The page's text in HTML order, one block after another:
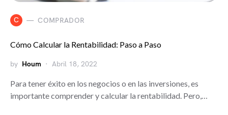
C COMPRADOR
Cómo Calcular la Rentabilidad: Paso a Paso
by Houm Abril 18, 2022
Para tener éxito en los negocios o en las inversiones, es
importante comprender y calcular la rentabilidad. Pero,…